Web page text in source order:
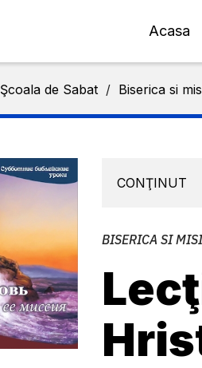
Acasa
Şcoala de Sabat / Biserica si
CONŢINUT
BISERICA SI